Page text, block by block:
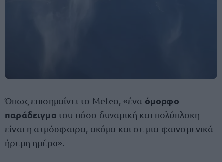
Όπως επισημαίνει το Meteo, «ένα όμορφο
παράδειγματου πόσο δυναμική και πολύπλοκη
είναι η ατμόσφαιρα, ακόμα και σε μια φαινομενικά
ήρεμη ημέρα».